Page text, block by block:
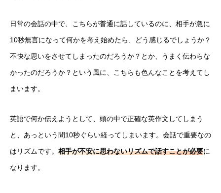
日常の会話の中で、こちらが普通に話しているのに、相手が急に
10秒無言になって何かを考え始めたら、どう感じるでしょうか？
不快な思いをさせてしまったのだろうか？とか、うまく伝わらな
かったのだろうか？という風に、こちらも色んなことを考えてし
まいます。
英語で何か伝えようとして、頭の中で正確な英作文してしまう
と、あっという間10秒ぐらい経ってしまいます。会話で重要なの
はリズムです。 相手が不安に思わないリズムで話すことが必要に
なります。